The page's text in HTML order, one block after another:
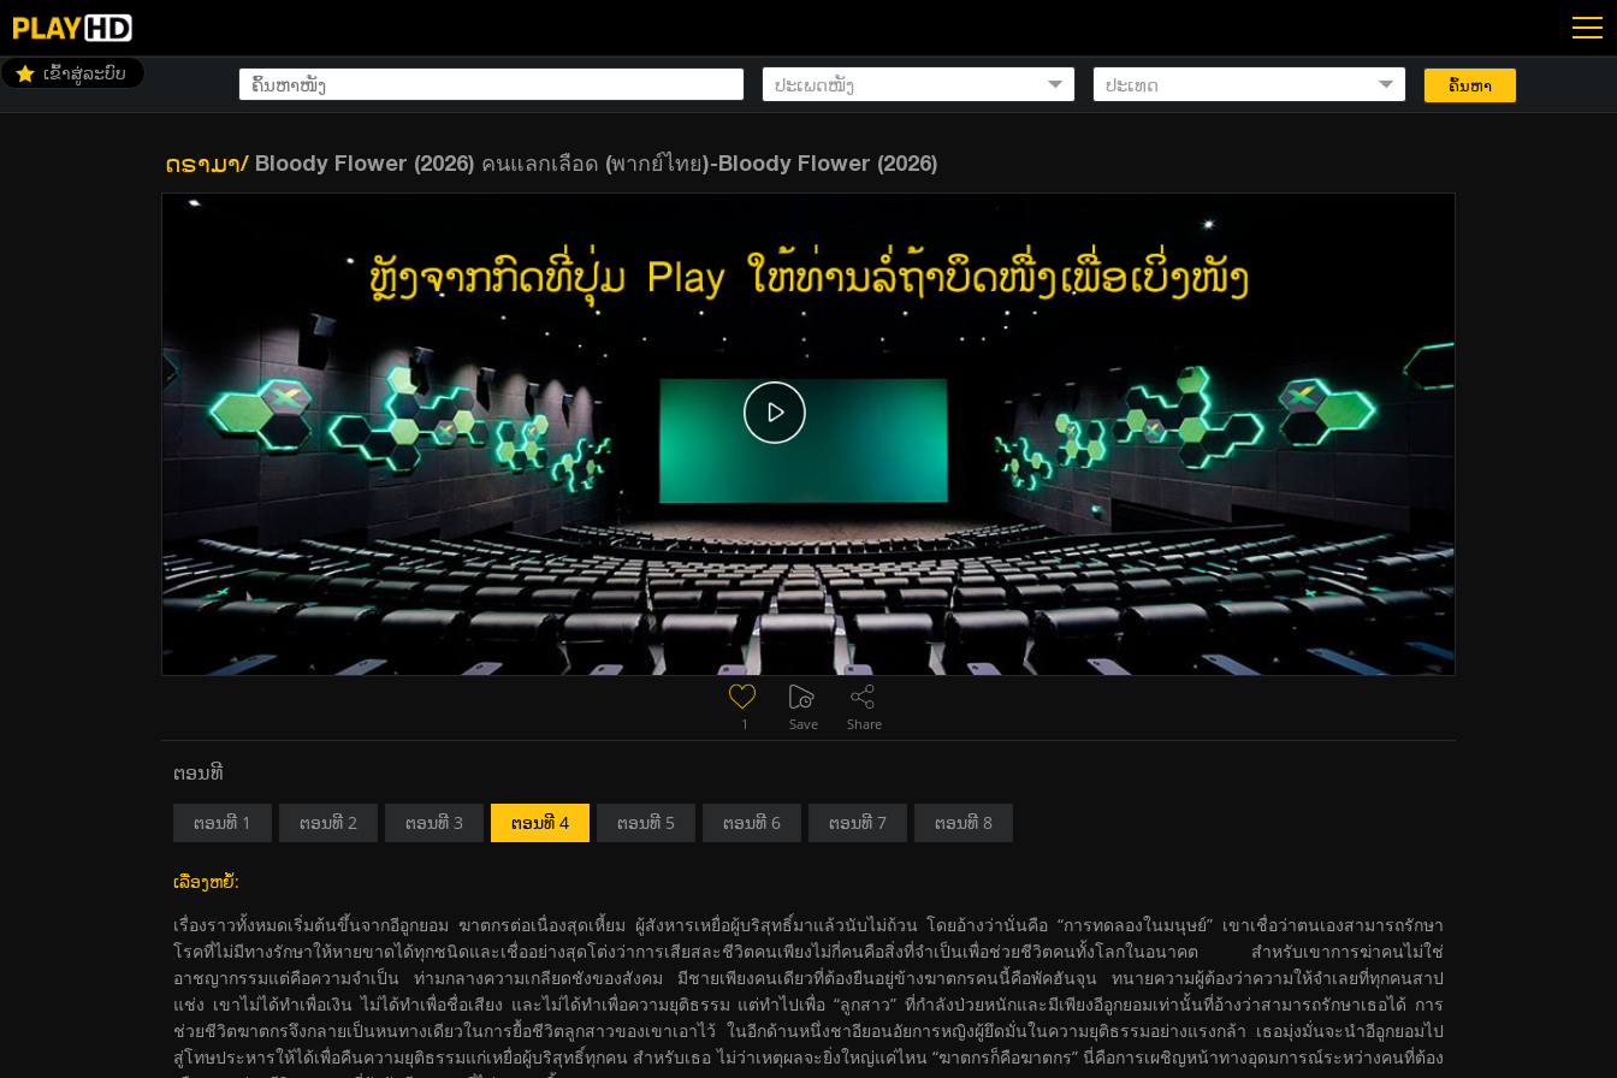
ເຂົ້າສູ່ລະບົບ
ຄົ້ນຫາ
ດຣາມາ/ Bloody Flower (2026) คนแลกเลือด (พากย์ไทย)-Bloody Flower (2026)
1 Save Share
ຕອນທີ
ຕອນທີ 1 ຕອນທີ 2 ຕອນທີ 3 ຕອນທີ 4 ຕອນທີ 5 ຕອນທີ 6 ຕອນທີ 7 ຕອນທີ 8
ເລື່ອງຫຍໍ້:
เรื่องราวทั้งหมดเริ่มต้นขึ้นจากอีอูกยอม ฆาตกรต่อเนื่องสุดเหี้ยม ผู้สังหารเหยื่อผู้บริสุทธิ์มาแล้วนับไม่ถ้วน โดยอ้างว่านั่นคือ “การทดลองในมนุษย์” เขาเชื่อว่าตนเองสามารถรักษา
โรคที่ไม่มีทางรักษาให้หายขาดได้ทุกชนิดและเชื่ออย่างสุดโต่งว่าการเสียสละชีวิตคนเพียงไม่กี่คนคือสิ่งที่จำเป็นเพื่อช่วยชีวิตคนทั้งโลกในอนาคต สำหรับเขาการฆ่าคนไม่ใช่
อาชญากรรมแต่คือความจำเป็น ท่ามกลางความเกลียดชังของสังคม มีชายเพียงคนเดียวที่ต้องยืนอยู่ข้างฆาตกรคนนี้คือพัคฮันจุน ทนายความผู้ต้องว่าความให้จำเลยที่ทุกคนสาป
แช่ง เขาไม่ได้ทำเพื่อเงิน ไม่ได้ทำเพื่อชื่อเสียง และไม่ได้ทำเพื่อความยุติธรรม แต่ทำไปเพื่อ “ลูกสาว” ที่กำลังป่วยหนักและมีเพียงอีอูกยอมเท่านั้นที่อ้างว่าสามารถรักษาเธอได้ การ
ช่วยชีวิตฆาตกรจึงกลายเป็นหนทางเดียวในการยื้อชีวิตลูกสาวของเขาเอาไว้ ในอีกด้านหนึ่งชาอียอนอัยการหญิงผู้ยึดมั่นในความยุติธรรมอย่างแรงกล้า เธอมุ่งมั่นจะนำอีอูกยอมไป
สู่โทษประหารให้ได้เพื่อคืนความยุติธรรมแก่เหยื่อผู้บริสุทธิ์ทุกคน สำหรับเธอ ไม่ว่าเหตุผลจะยิ่งใหญ่แค่ไหน “ฆาตกรก็คือฆาตกร” นี่คือการเผชิญหน้าทางอุดมการณ์ระหว่างคนที่ต้อง